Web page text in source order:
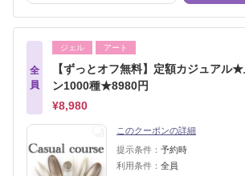
全
員
ジェル アート
【ずっとオフ無料】定額カジュアル
ン1000種★8980円
¥8,980
このクーポンの詳細
提示条件： 予約時
利用条件： 全員